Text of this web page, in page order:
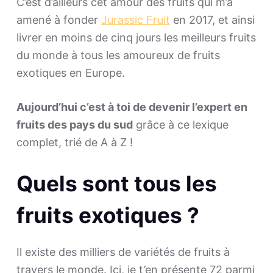
amené à fonder Jurassic Fruit en 2017, et ainsi
livrer en moins de cinq jours les meilleurs fruits
du monde à tous les amoureux de fruits
exotiques en Europe.
Aujourd’hui c’est à toi de devenir l’expert en
fruits des pays du sudgrâce à ce lexique
complet, trié de A à Z !
Quels sont tous les
fruits exotiques ?
Il existe des milliers de variétés de fruits à
travers le monde. Ici, je t’en présente 72 parmi